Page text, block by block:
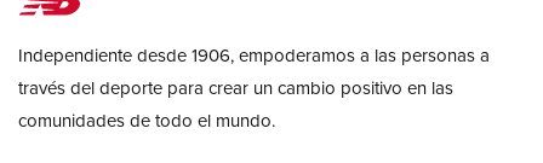
Independiente desde 1906, empoderamos a las personas a
través del deporte para crear un cambio positivo en las
comunidades de todo el mundo.